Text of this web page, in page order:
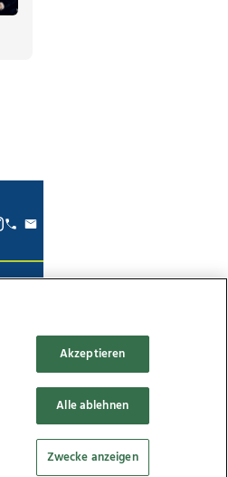
Akzeptieren
Alle ablehnen
Zwecke anzeigen